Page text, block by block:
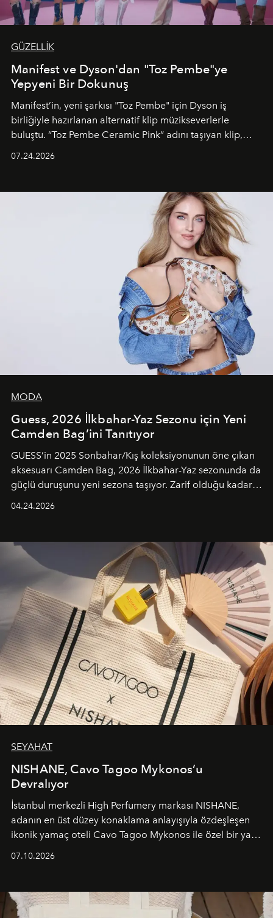
GÜZELLİK
Manifest ve Dyson'dan "Toz Pembe"ye
Yepyeni Bir Dokunuş
Manifest’in, yeni şarkısı "Toz Pembe" için Dyson iş
birliğiyle hazırlanan alternatif klip müzikseverlerle
buluştu. “Toz Pembe Ceramic Pink” adını taşıyan klip,
unsurlarından biri olarak öne çıkıyor.
07.24.2026
MODA
Guess, 2026 İlkbahar-Yaz Sezonu için Yeni
Camden Bag’ini Tanıtıyor
GUESS’in 2025 Sonbahar/Kış koleksiyonunun öne çıkan
aksesuarı Camden Bag, 2026 İlkbahar-Yaz sezonunda da
güçlü duruşunu yeni sezona taşıyor. Zarif olduğu kadar
04.24.2026
SEYAHAT
NISHANE, Cavo Tagoo Mykonos’u
Devralıyor
İstanbul merkezli High Perfumery markası NISHANE,
adanın en üst düzey konaklama anlayışıyla özdeşleşen
ikonik yamaç oteli Cavo Tagoo Mykonos ile özel bir yaz
buluşturarak markanın Cavo Tagoo’daki varlığını
sürükleyici ve mevsime özel bir deneyime dönüştürüyor.
07.10.2026